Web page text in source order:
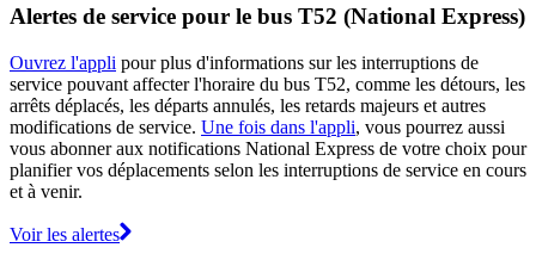
Alertes de service pour le bus T52 (National Express)
Ouvrez l'appli pour plus d'informations sur les interruptions de
service pouvant affecter l'horaire du bus T52, comme les détours, les
arrêts déplacés, les départs annulés, les retards majeurs et autres
modifications de service. Une fois dans l'appli, vous pourrez aussi
vous abonner aux notifications National Express de votre choix pour
planifier vos déplacements selon les interruptions de service en cours
et à venir.
Voir les alertes